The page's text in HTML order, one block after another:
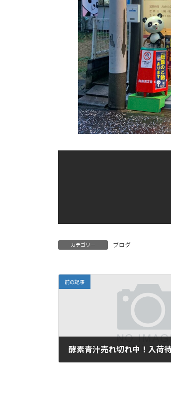
カテゴリー ブログ
前の記事